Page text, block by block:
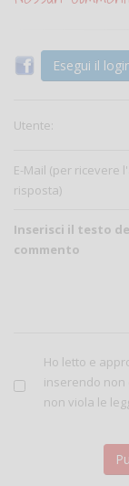
Esegui il
Utente:
E-Mail (per ricevere
risposta)
Inserisci il testo
commento
Ho letto e
inserendo non
non viola le